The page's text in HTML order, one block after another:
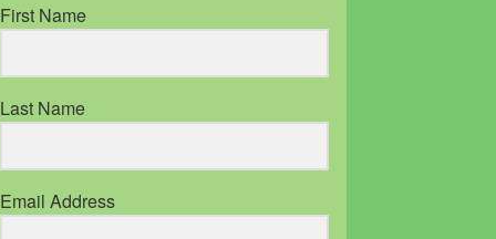
First Name
Last Name
Email Address